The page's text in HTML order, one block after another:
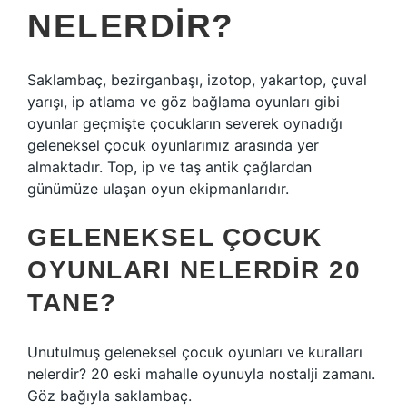
NELERDIR?
Saklambaç, bezirganbaşı, izotop, yakartop, çuval
yarışı, ip atlama ve göz bağlama oyunları gibi
oyunlar geçmişte çocukların severek oynadığı
geleneksel çocuk oyunlarımız arasında yer
almaktadır. Top, ip ve taş antik çağlardan
günümüze ulaşan oyun ekipmanlarıdır.
GELENEKSEL ÇOCUK
OYUNLARI NELERDIR 20
TANE?
Unutulmuş geleneksel çocuk oyunları ve kuralları
nelerdir? 20 eski mahalle oyunuyla nostalji zamanı.
Göz bağıyla saklambaç.